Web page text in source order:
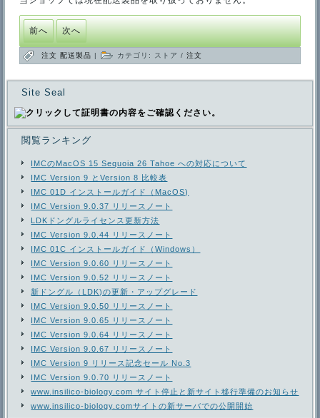
前へ 次へ
注文配送製品 | カテゴリ: ストア /注文
Site Seal
閲覧ランキング
IMCのMacOS 15 Sequoia 26 Tahoe への対応について
IMC Version 9 とVersion 8 比較表
IMC 01D インストールガイド（MacOS)
IMC Version 9.0.37 リリースノート
LDKドングルライセンス更新方法
IMC Version 9.0.44 リリースノート
IMC 01C インストールガイド（Windows）
IMC Version 9.0.60 リリースノート
IMC Version 9.0.52 リリースノート
新ドングル（LDK)の更新・アップグレード
IMC Version 9.0.50 リリースノート
IMC Version 9.0.65 リリースノート
IMC Version 9.0.64 リリースノート
IMC Version 9.0.67 リリースノート
IMC Version 9 リリース記念セール No.3
IMC Version 9.0.70 リリースノート
www.insilico-biology.com サイト停止と新サイト移行準備のお知らせ
www.insilico-biology.comサイトの新サーバでの公開開始